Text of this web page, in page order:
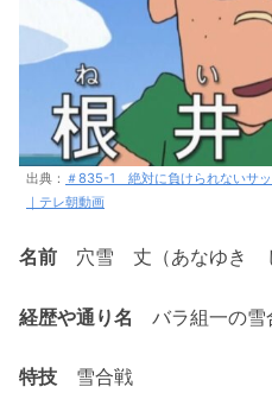
出典： ＃835-1 絶対に負けられないサ
｜テレ朝動画
名前 穴雪 丈（あなゆき
経歴や通り名 バラ組一の雪
特技 雪合戦